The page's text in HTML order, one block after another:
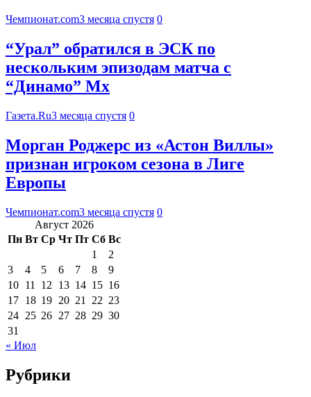
Чемпионат.com3 месяца спустя 0
“Урал” обратился в ЭСК по
нескольким эпизодам матча с
“Динамо” Мх
Газета.Ru3 месяца спустя 0
Морган Роджерс из «Астон Виллы»
признан игроком сезона в Лиге
Европы
Чемпионат.com3 месяца спустя 0
Август 2026
Пн Вт Ср Чт Пт Сб Вс
1
2
3
4 5 6 7 8
9
10 11 12 13 14 15 16
17 18 19 20 21 22 23
24 25 26 27 28 29 30
31
« Июл
Рубрики